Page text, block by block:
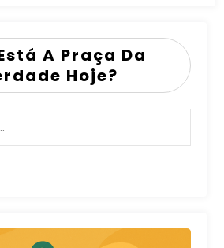
A Praça Da
Hoje?